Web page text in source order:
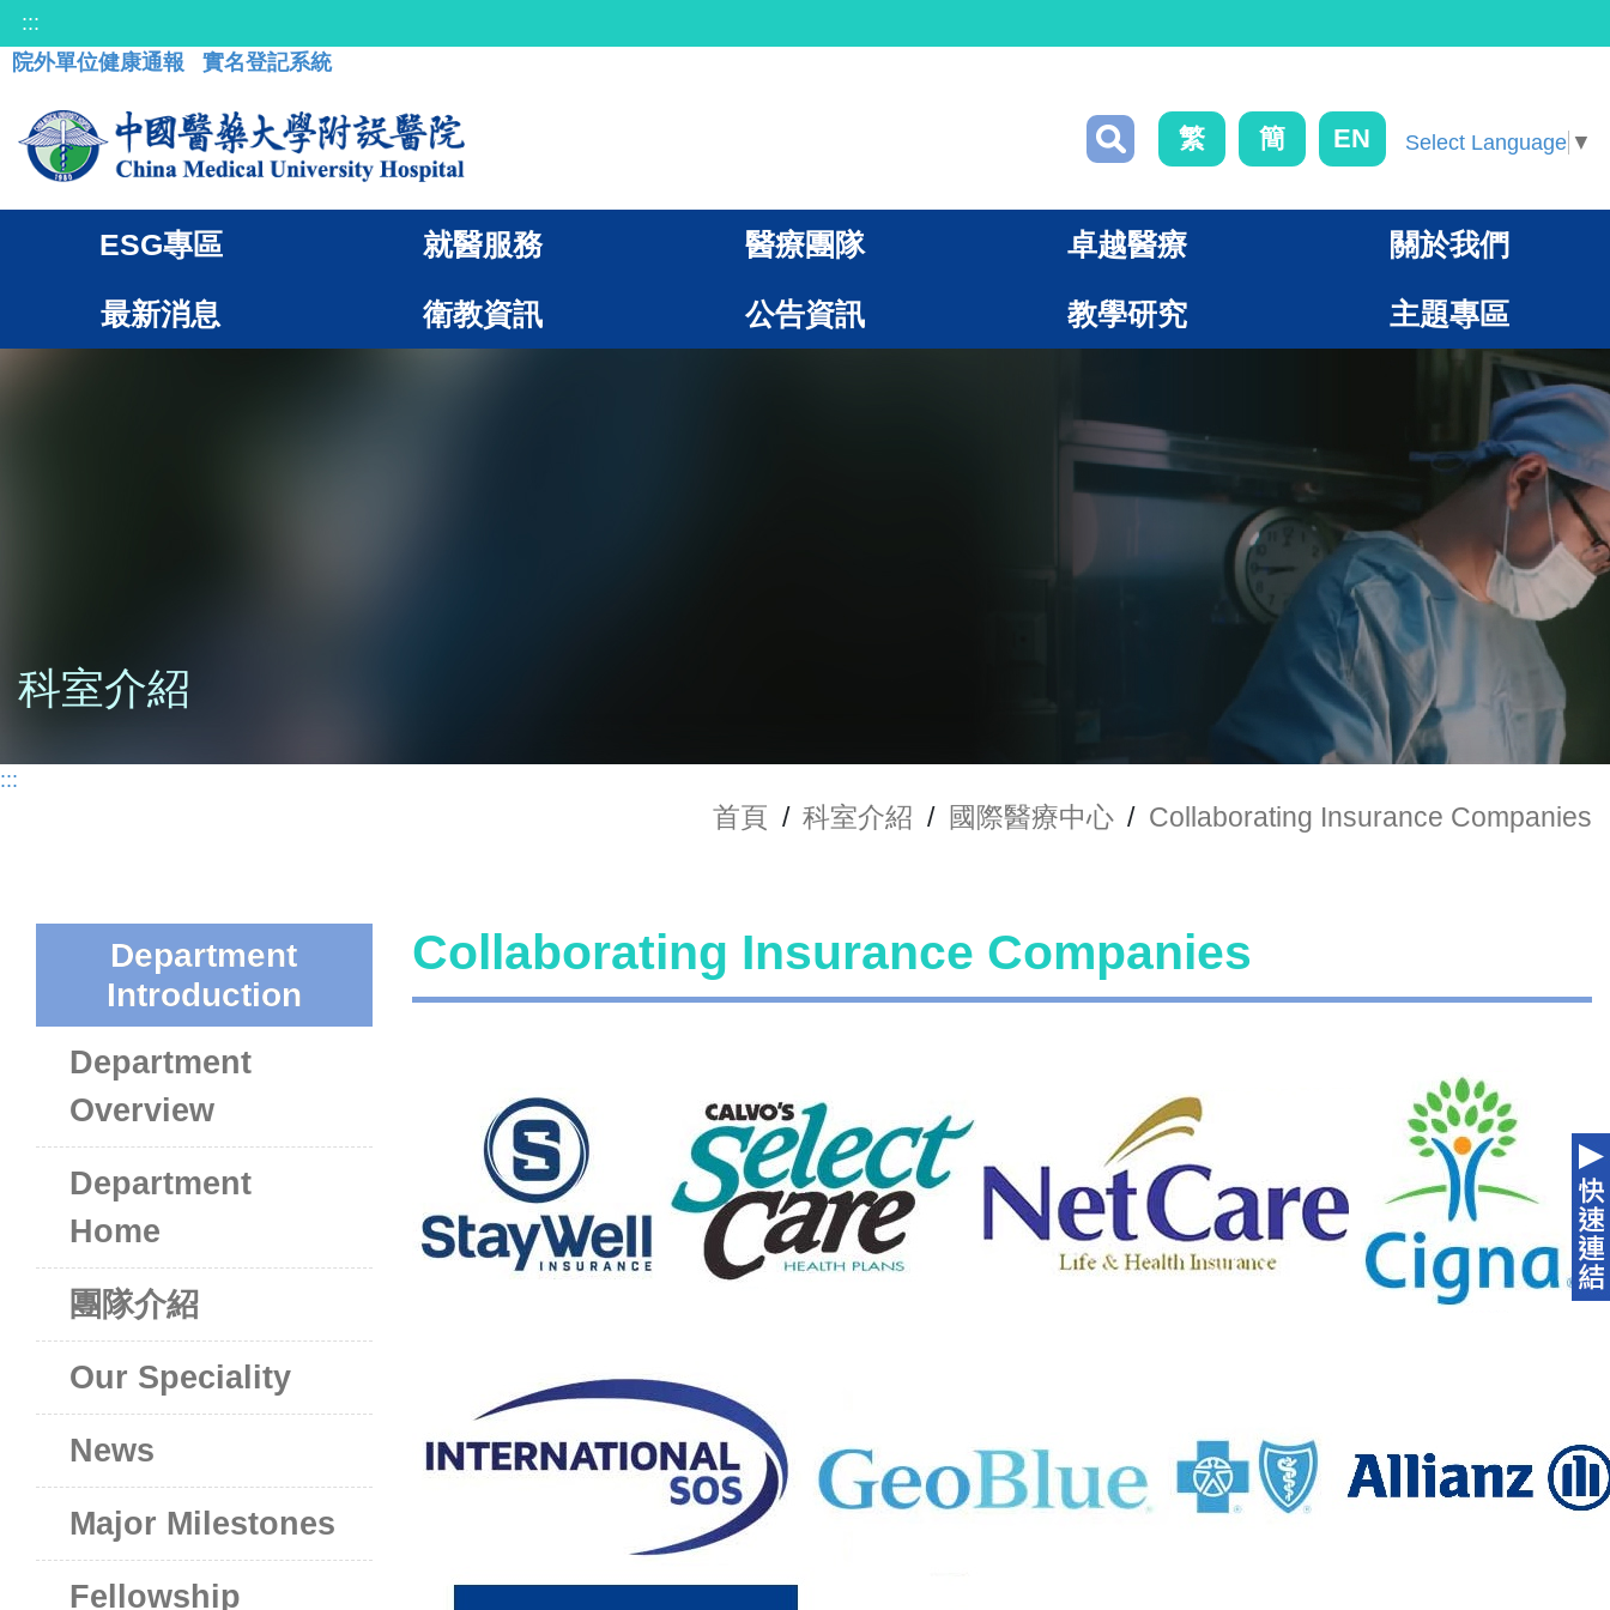
:::
院外單位健康通報
實名登記系統
繁 簡 EN Select Language ▼
ESG專區 就醫服務 醫療團隊 卓越醫療 關於我們
最新消息 衛教資訊 公告資訊 教學研究 主題專區
科室介紹
:::
首頁 / 科室介紹 / 國際醫療中心 / Collaborating Insurance Companies
Department
Introduction
Department
Overview
Department
Home
團隊介紹
Our Speciality
News
Major Milestones
Fellowship
Collaborating Insurance Companies